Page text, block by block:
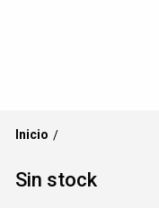
Inicio /
Sin stock